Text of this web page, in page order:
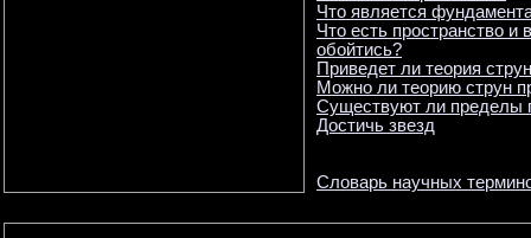
Что является
Что есть пространство
обойтись?
Приведет ли теория
Можно ли теорию струн
Существуют ли пределы
Достичь звезд
Словарь научных